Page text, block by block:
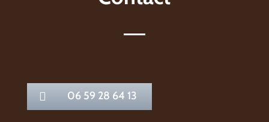
 06 59 28 64 13